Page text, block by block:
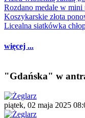
Rozdano medale w mini
Koszykarskie złota
Licealna siatkówka
więcej ...
"Gdańska" w
piątek, 02 maja 2025